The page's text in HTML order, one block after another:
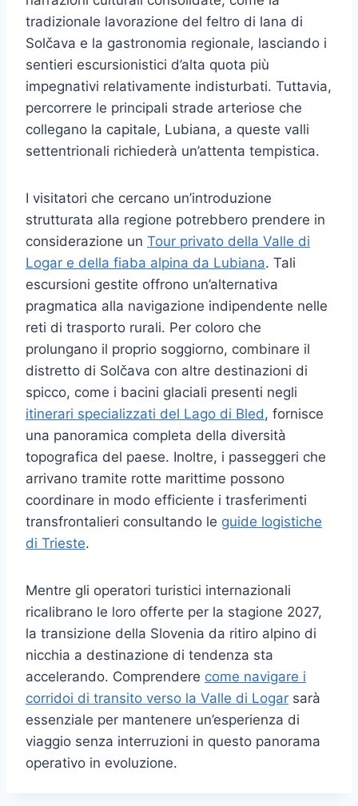
tradizionale lavorazione del feltro di lana di
Solčava e la gastronomia regionale, lasciando i
sentieri escursionistici d’alta quota più
impegnativi relativamente indisturbati. Tuttavia,
percorrere le principali strade arteriose che
collegano la capitale, Lubiana, a queste valli
settentrionali richiederà un’attenta tempistica.
I visitatori che cercano un’introduzione
strutturata alla regione potrebbero prendere in
considerazione un Tour privato della Valle di
Logar e della fiaba alpina da Lubiana. Tali
escursioni gestite offrono un’alternativa
pragmatica alla navigazione indipendente nelle
reti di trasporto rurali. Per coloro che
prolungano il proprio soggiorno, combinare il
distretto di Solčava con altre destinazioni di
spicco, come i bacini glaciali presenti negli
itinerari specializzati del Lago di Bled , fornisce
una panoramica completa della diversità
topografica del paese. Inoltre, i passeggeri che
arrivano tramite rotte marittime possono
coordinare in modo efficiente i trasferimenti
transfrontalieri consultando le guide logistiche
di Trieste.
Mentre gli operatori turistici internazionali
ricalibrano le loro offerte per la stagione 2027,
la transizione della Slovenia da ritiro alpino di
nicchia a destinazione di tendenza sta
accelerando. Comprendere come navigare i
corridoi di transito verso la Valle di Logar sarà
essenziale per mantenere un’esperienza di
viaggio senza interruzioni in questo panorama
operativo in evoluzione.